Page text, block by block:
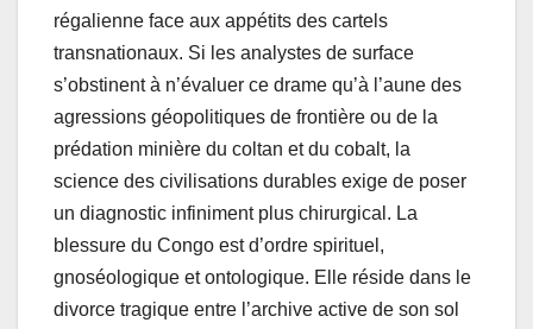
régalienne face aux appétits des cartels
transnationaux. Si les analystes de surface
s’obstinent à n’évaluer ce drame qu’à l’aune des
agressions géopolitiques de frontière ou de la
prédation minière du coltan et du cobalt, la
science des civilisations durables exige de poser
un diagnostic infiniment plus chirurgical. La
blessure du Congo est d’ordre spirituel,
gnoséologique et ontologique. Elle réside dans le
divorce tragique entre l’archive active de son sol